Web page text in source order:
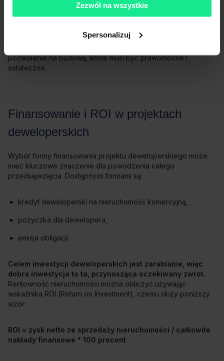
Zezwól na wszystkie
Spersonalizuj
diligence
kredyt deweloperski na nieruchomość komercyjną,
pożyczka dla dewelopera,
emisja obligacji.
Celem inwestycji deweloperskich jest zarabianie, więc
dobra inwestycja to ta, przynosząca oczekiwany zwrot.
ROI = zysk netto ze sprzedaży nieruchomości / całkowite
nakłady finansowe * 100 procent